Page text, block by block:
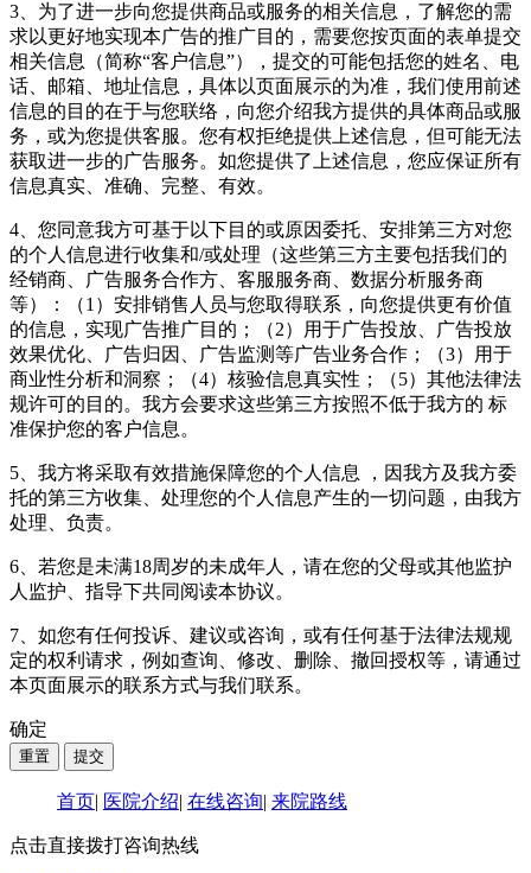
3、为了进一步向您提供商品或服务的相关信息，了解您的需
求以更好地实现本广告的推广目的，需要您按页面的表单提交
相关信息（简称“客户信息”），提交的可能包括您的姓名、电
话、邮箱、地址信息，具体以页面展示的为准，我们使用前述
信息的目的在于与您联络，向您介绍我方提供的具体商品或服
务，或为您提供客服。您有权拒绝提供上述信息，但可能无法
获取进一步的广告服务。如您提供了上述信息，您应保证所有
信息真实、准确、完整、有效。
4、您同意我方可基于以下目的或原因委托、安排第三方对您
的个人信息进行收集和/或处理（这些第三方主要包括我们的
经销商、广告服务合作方、客服服务商、数据分析服务商
等）：（1）安排销售人员与您取得联系，向您提供更有价值
的信息，实现广告推广目的；（2）用于广告投放、广告投放
效果优化、广告归因、广告监测等广告业务合作；（3）用于
商业性分析和洞察；（4）核验信息真实性；（5）其他法律法
规许可的目的。我方会要求这些第三方按照不低于我方的 标
准保护您的客户信息。
5、我方将采取有效措施保障您的个人信息 ，因我方及我方委
托的第三方收集、处理您的个人信息产生的一切问题，由我方
处理、负责。
6、若您是未满18周岁的未成年人，请在您的父母或其他监护
人监护、指导下共同阅读本协议。
7、如您有任何投诉、建议或咨询，或有任何基于法律法规规
定的权利请求，例如查询、修改、删除、撤回授权等，请通过
本页面展示的联系方式与我们联系。
确定
首页 医院介绍 在线咨询 来院路线
点击直接拨打咨询热线